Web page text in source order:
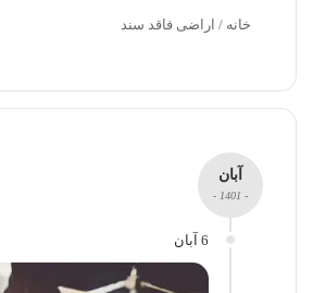
خانه / اراضی فاقد سند
آبان
- 1401 -
6 آبان